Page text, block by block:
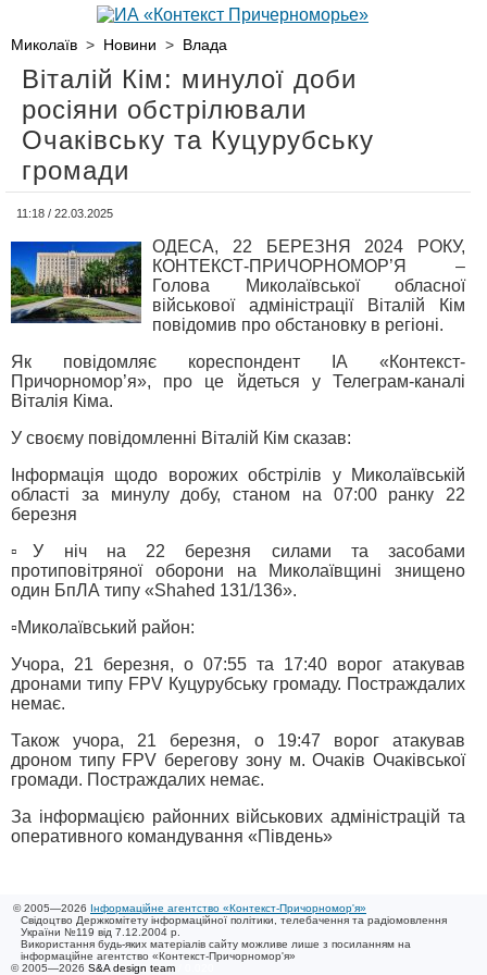
Миколаїв > Новини > Влада
Віталій Кім: минулої доби
росіяни обстрілювали
Очаківську та Куцурубську
громади
11:18 / 22.03.2025
ОДЕСА, 22 БЕРЕЗНЯ 2024 РОКУ,
КОНТЕКСТ-ПРИЧОРНОМОР’Я –
Голова Миколаївської обласної
військової адміністрації Віталій Кім
повідомив про обстановку в регіоні.
Як повідомляє кореспондент ІА «Контекст-
Причорномор’я», про це йдеться у Телеграм-каналі
Віталія Кіма.
У своєму повідомленні Віталій Кім сказав:
Інформація щодо ворожих обстрілів у Миколаївській
області за минулу добу, станом на 07:00 ранку 22
березня
▫️У ніч на 22 березня силами та засобами
протиповітряної оборони на Миколаївщині знищено
один БпЛА типу «Shahed 131/136».
▫️Миколаївський район:
Учора, 21 березня, о 07:55 та 17:40 ворог атакував
дронами типу FPV Куцурубську громаду. Постраждалих
немає.
Також учора, 21 березня, о 19:47 ворог атакував
дроном типу FPV берегову зону м. Очаків Очаківської
громади. Постраждалих немає.
За інформацією районних військових адміністрацій та
оперативного командування «Південь»
© 2005—2026 Інформаційне агентство «Контекст-Причорномор'я»
Свідоцтво Держкомітету інформаційної політики, телебачення та радіомовлення
України №119 від 7.12.2004 р.
Використання будь-яких матеріалів сайту можливе лише з посиланням на
інформаційне агентство «Контекст-Причорномор'я»
© 2005—2026 S&A design team